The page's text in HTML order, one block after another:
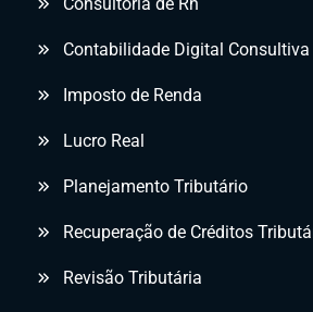
Contabilidade Digital Consultiva
Imposto de Renda
Lucro Real
Planejamento Tributário
Recuperação de Créditos
Revisão Tributária